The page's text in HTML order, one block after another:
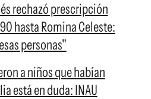
rechazó prescripción
hasta Romina Celeste:
personas"
a niños que habían
está en duda: INAU